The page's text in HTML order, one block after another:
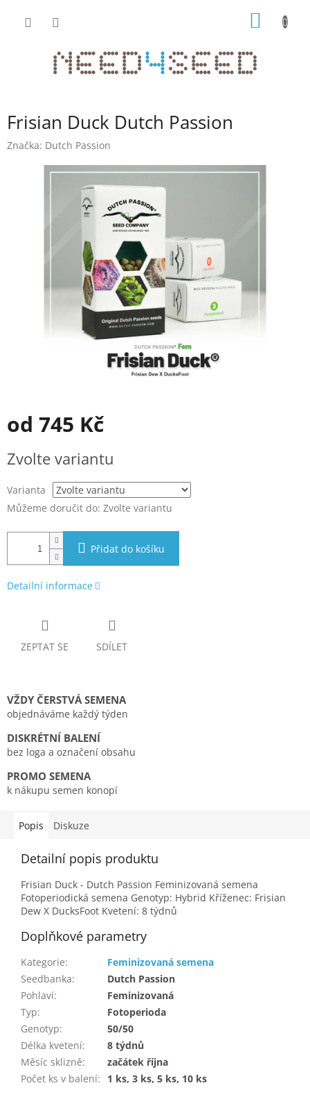
Frisian Duck Dutch Passion
Značka: Dutch Passion
od 745 Kč
cena:
Zvolte variantu
Varianta
Můžeme doručit do: Zvolte variantu
Přidat do košíku
Detailní informace
ZEPTAT SE SDÍLET
VŽDY ČERSTVÁ SEMENA
objednáváme každý týden
DISKRÉTNÍ BALENÍ
bez loga a označení obsahu
PROMO SEMENA
k nákupu semen konopí
Popis Diskuze
Detailní popis produktu
Frisian Duck - Dutch Passion Feminizovaná semena
Fotoperiodická semena Genotyp: Hybrid Kříženec: Frisian
Dew X DucksFoot Kvetení: 8 týdnů
Doplňkové parametry
Kategorie:
Feminizovaná semena
Seedbanka:
Dutch Passion
Pohlaví:
Feminizovaná
Typ:
Fotoperioda
Genotyp:
50/50
Délka kvetení:
8 týdnů
Měsíc sklizně:
začátek října
Počet ks v balení: 1 ks, 3 ks, 5 ks, 10 ks